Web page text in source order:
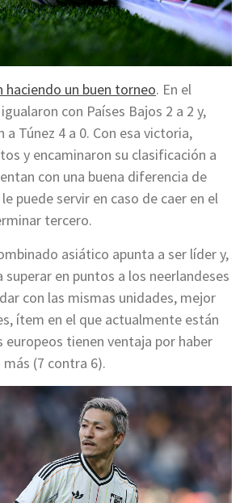
haciendo un buen torneo. En el
con Países Bajos 2 a 2 y,
a Túnez 4 a 0. Con esa victoria,
y encaminaron su clasificación a
con una buena diferencia de
puede servir en caso de caer en el
tercero.
asiático apunta a ser líder y,
superar en puntos a los neerlandeses
con las mismas unidades, mejor
ítem en el que actualmente están
europeos tienen ventaja por haber
(7 contra 6).